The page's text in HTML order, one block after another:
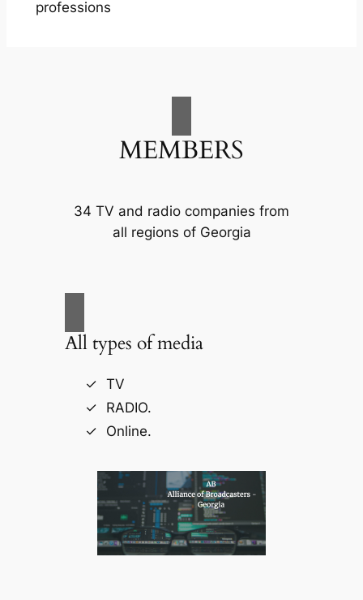
professions
MEMBERS
34 TV and radio companies from
all regions of Georgia
All types of media
TV
RADIO.
Online.